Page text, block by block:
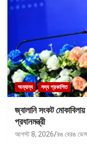
অন্যান্য সদ্য প্রকাশিত
জ্বালানি সংকট মোকাবিলায়
প্রধানমন্ত্রী
আগস্ট 8, 2026 রঙ বেরঙ